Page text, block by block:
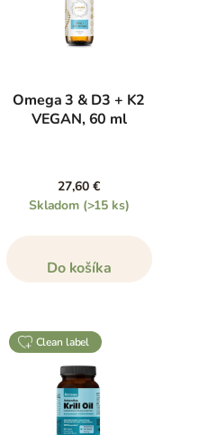
Omega 3 & D3 + K2
VEGAN, 60 ml
27,60 €
Skladom (>15 ks)
Do košíka
clean label